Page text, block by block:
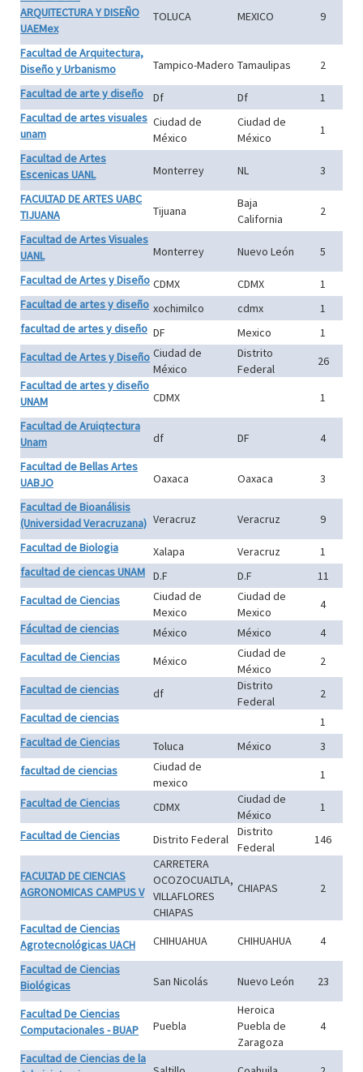
ARQUITECTURA Y DISEÑO
UAEMex
TOLUCA MEXICO 9
Facultad de Arquitectura,
Diseño y Urbanismo
Tampico-Madero Tamaulipas
2
Facultad de arte y diseño
Df Df
1
Facultad de artes visuales
unam
Ciudad de
México
Ciudad de
México
1
Facultad de Artes
Escenicas UANL
Monterrey NL
3
FACULTAD DE ARTES UABC
TIJUANA
Tijuana
Baja
California
2
Facultad de Artes Visuales
UANL
Monterrey Nuevo León
5
Facultad de Artes y Diseño CDMX CDMX
1
Facultad de artes y diseño xochimilco cdmx
1
facultad de artes y diseño DF Mexico
1
Facultad de Artes y Diseño Ciudad de
México
Distrito
Federal
26
Facultad de artes y diseño
UNAM
CDMX
1
Facultad de Aruiqtectura
Unam
df DF
4
Facultad de Bellas Artes
UABJO
Oaxaca Oaxaca
3
Facultad de Bioanálisis
(Universidad Veracruzana) Veracruz Veracruz
9
Facultad de Biologia
Xalapa Veracruz
1
facultad de ciencas UNAM D.F D.F
11
Facultad de Ciencias
Ciudad de
Mexico
Ciudad de
Mexico
4
Fácultad de ciencias
México México
4
Facultad de Ciencias
México
Ciudad de
México
2
Facultad de ciencias
df
Distrito
Federal
2
Facultad de ciencias
1
Facultad de Ciencias
Toluca México
3
facultad de ciencias
Ciudad de
mexico
1
Facultad de Ciencias
CDMX
Ciudad de
México
1
Facultad de Ciencias
Distrito Federal
Distrito
Federal
146
FACULTAD DE CIENCIAS
AGRONOMICAS CAMPUS V
CARRETERA
OCOZOCUALTLA,
VILLAFLORES
CHIAPAS
CHIAPAS 2
Facultad de Ciencias
Agrotecnológicas UACH
CHIHUAHUA CHIHUAHUA
4
Facultad de Ciencias
Biológicas
San Nicolás Nuevo León 23
Facultad De Ciencias
Computacionales - BUAP
Puebla
Heroica
Puebla de
Zaragoza
4
Facultad de Ciencias de la